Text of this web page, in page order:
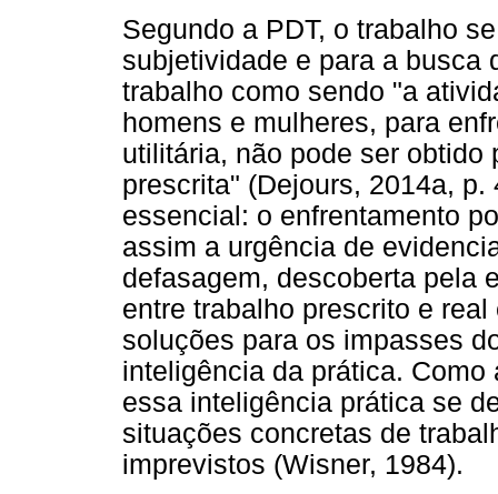
Segundo a PDT, o trabalho
subjetividade e para a busca
trabalho como sendo "a
homens e mulheres, para
utilitária, não pode ser
prescrita" (Dejours, 2014a,
essencial: o enfrentamento
assim a urgência de
defasagem, descoberta pela
entre trabalho prescrito e
soluções para os impasses
inteligência da prática.
essa inteligência prática se
situações concretas de
imprevistos (Wisner, 1984).